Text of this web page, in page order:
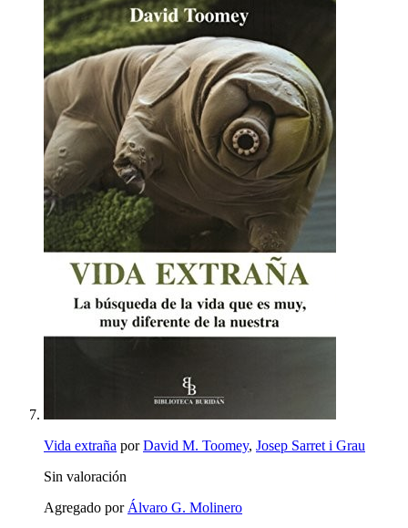
Vida extraña porDavid M. Toomey, Josep Sarret i Grau
Sin valoración
Agregado por Álvaro G. Molinero